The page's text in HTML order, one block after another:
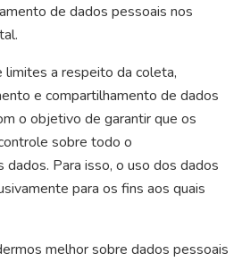
de dados pessoais nos
a respeito da coleta,
e compartilhamento de dados
o objetivo de garantir que os
sobre todo o
Para isso, o uso dos dados
para os fins aos quais
melhor sobre dados pessoais